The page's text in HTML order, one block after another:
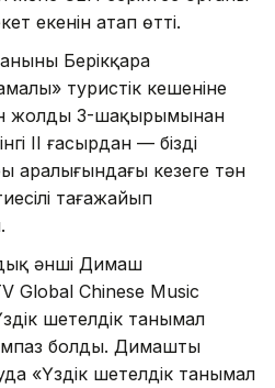
екенін атап өтті.
Берікқара
туристік кешеніне
жолдың 3-шақырымынан
II ғасырдан — біздің
аралығындағы кезеңге тән
таңғажайып
әнші Димаш
Global Chinese Music
шетелдік танымал
болды. Димаштың
«Үздік шетелдік танымал